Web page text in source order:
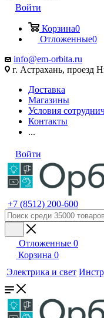
Войти
Корзина0
Отложенные0
info@em-orbita.ru
г. Астрахань, проезд
Доставка
Магазины
Условия
Контакты
...
Войти
+7 (8512) 200-600
Отложенные 0
Корзина 0
Электрика и свет